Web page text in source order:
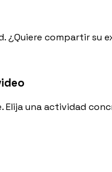
¿Quiere compartir su
Elija una actividad